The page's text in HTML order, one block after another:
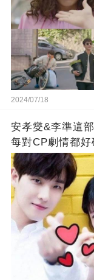
2024/07/18
安孝燮&李準這
每對CP劇情都好